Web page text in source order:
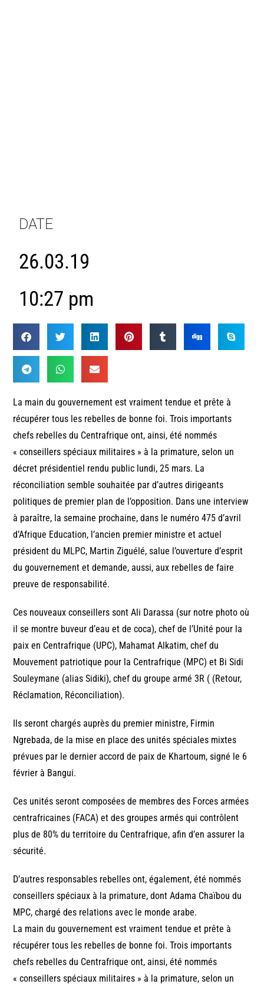
DATE
26.03.19
10:27 pm
La main du gouvernement est vraiment tendue et prête à
récupérer tous les rebelles de bonne foi. Trois importants
chefs rebelles du Centrafrique ont, ainsi, été nommés
« conseillers spéciaux militaires » à la primature, selon un
décret présidentiel rendu public lundi, 25 mars. La
réconciliation semble souhaitée par d’autres dirigeants
politiques de premier plan de l’opposition. Dans une interview
à paraître, la semaine prochaine, dans le numéro 475 d’avril
d’Afrique Education, l’ancien premier ministre et actuel
président du MLPC, Martin Ziguélé, salue l’ouverture d’esprit
du gouvernement et demande, aussi, aux rebelles de faire
preuve de responsabilité.
Ces nouveaux conseillers sont Ali Darassa (sur notre photo où
il se montre buveur d’eau et de coca), chef de l’Unité pour la
paix en Centrafrique (UPC), Mahamat Alkatim, chef du
Mouvement patriotique pour la Centrafrique (MPC) et Bi Sidi
Souleymane (alias Sidiki), chef du groupe armé 3R ( (Retour,
Réclamation, Réconciliation).
Ils seront chargés auprès du premier ministre, Firmin
Ngrebada, de la mise en place des unités spéciales mixtes
prévues par le dernier accord de paix de Khartoum, signé le 6
février à Bangui.
Ces unités seront composées de membres des Forces armées
centrafricaines (FACA) et des groupes armés qui contrôlent
plus de 80% du territoire du Centrafrique, afin d’en assurer la
sécurité.
D’autres responsables rebelles ont, également, été nommés
conseillers spéciaux à la primature, dont Adama Chaïbou du
MPC, chargé des relations avec le monde arabe.
La main du gouvernement est vraiment tendue et prête à
récupérer tous les rebelles de bonne foi. Trois importants
chefs rebelles du Centrafrique ont, ainsi, été nommés
« conseillers spéciaux militaires » à la primature, selon un